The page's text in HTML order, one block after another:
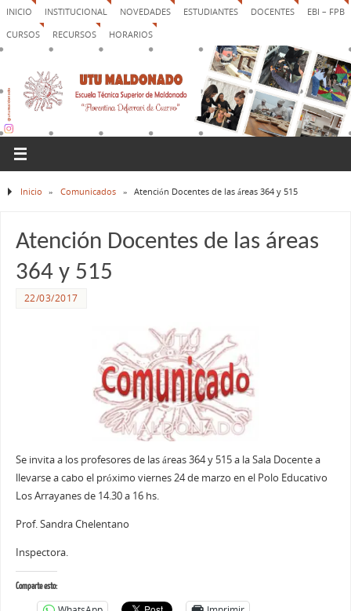
INICIO INSTITUCIONAL NOVEDADES ESTUDIANTES DOCENTES
EBI – FPB
CURSOS
RECURSOS HORARIOS
Inicio » Comunicados » Atención Docentes de las áreas 364 y 515
Atención Docentes de las áreas
364 y 515
22/03/2017
Se invita a los profesores de las áreas 364 y 515 a la Sala Docente a
llevarse a cabo el próximo viernes 24 de marzo en el Polo Educativo
Los Arrayanes de 14.30 a 16 hs.
Prof. Sandra Chelentano
Inspectora.
Comparte esto: